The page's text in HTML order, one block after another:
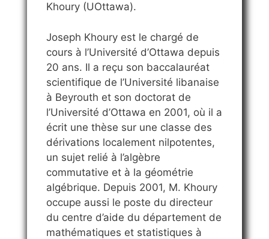
Khoury (UOttawa).
Joseph Khoury est le chargé de
cours à l’Université d’Ottawa depuis
20 ans. Il a reçu son baccalauréat
scientifique de l’Université libanaise
à Beyrouth et son doctorat de
l’Université d’Ottawa en 2001, où il a
écrit une thèse sur une classe des
dérivations localement nilpotentes,
un sujet relié à l’algèbre
commutative et à la géométrie
algébrique. Depuis 2001, M. Khoury
occupe aussi le poste du directeur
du centre d’aide du département de
mathématiques et statistiques à